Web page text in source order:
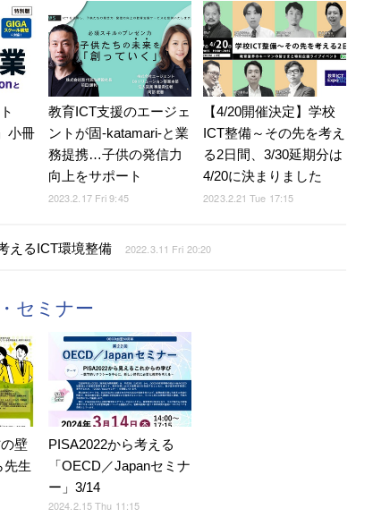
小冊
教育ICT支援のエージェ
ントが固-katamari-と業
務提携…子供の発信力
向上をサポート
2023.2.17 Fri 9:45
【4/20開催決定】学校
ICT整備～その先を考え
る2日間、3/30延期分は
4/20に決まりました
2023.2.21 Tue 17:15
えるICT環境整備 2022.3.11 Fri 20:20
セミナー
壁
先生
PISA2022から考える
「OECD／Japanセミナ
ー」3/14
2024.2.15 Thu 11:15